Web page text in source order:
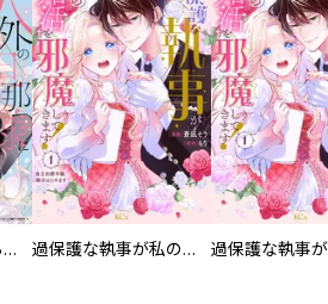
人外の旦那様に娶られ毎晩ナカまで愛される…。アンソロジー 過保護な執事が私の婚活を邪魔してきます！ 分冊版